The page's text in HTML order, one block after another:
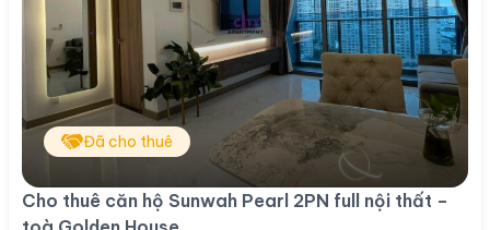
Đã cho thuê
Cho thuê căn hộ Sunwah Pearl 2PN full nội thất –